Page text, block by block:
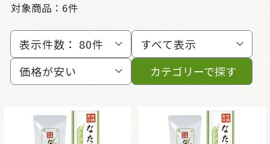
対象商品： 6件
表示件数： 80件
すべて表示
価格が安い
カテゴリーで探す